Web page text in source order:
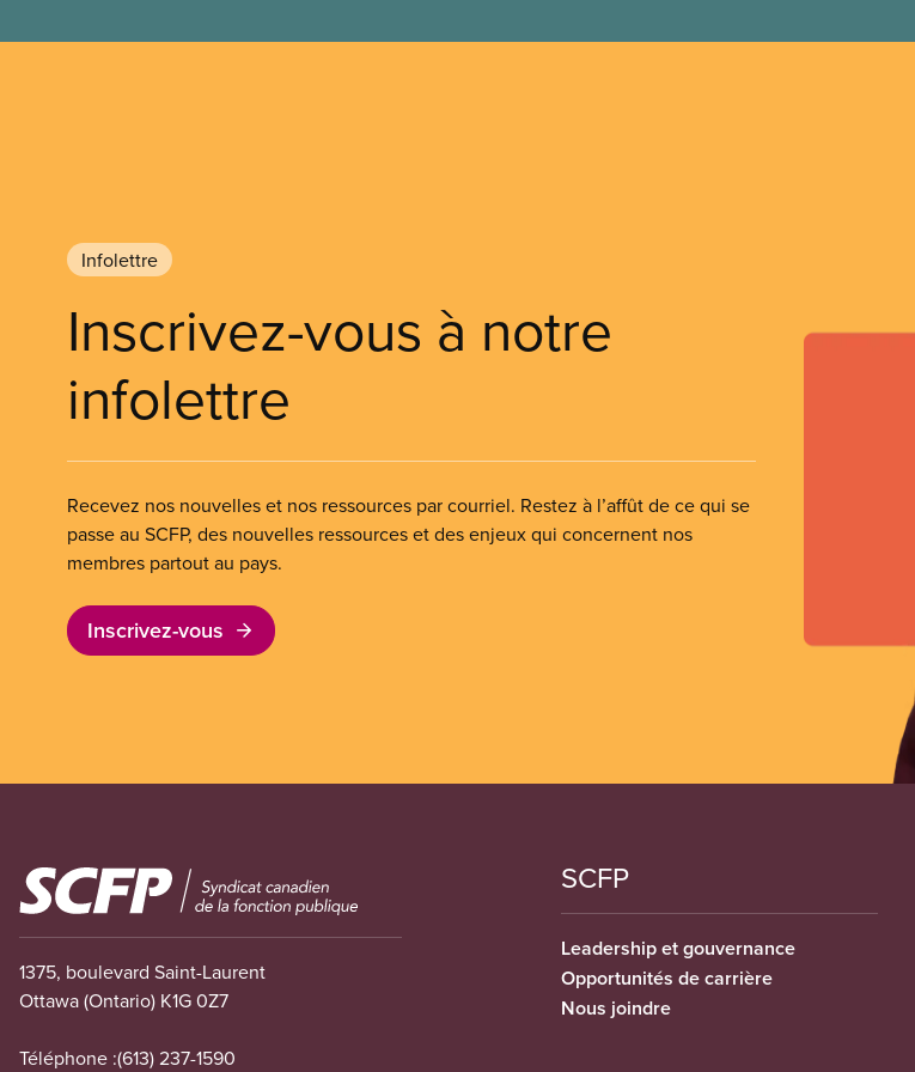
Infolettre
Inscrivez-vous à notre
infolettre
Recevez nos nouvelles et nos ressources par courriel. Restez à l’affût de ce qui se
passe au SCFP, des nouvelles ressources et des enjeux qui concernent nos
membres partout au pays.
Inscrivez-vous
Image
1375, boulevard Saint-Laurent
Ottawa (Ontario) K1G 0Z7
Téléphone :(613) 237-1590
SCFP
Leadership et gouvernance
Opportunités de carrière
Nous joindre